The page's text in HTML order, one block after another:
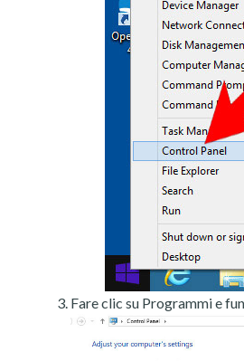
Fare clic su Programmi e